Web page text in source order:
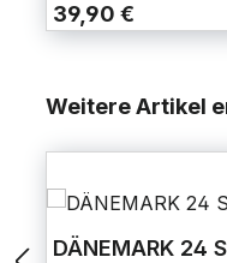
39,90 €
Weitere Artikel
DÄNEMARK 24